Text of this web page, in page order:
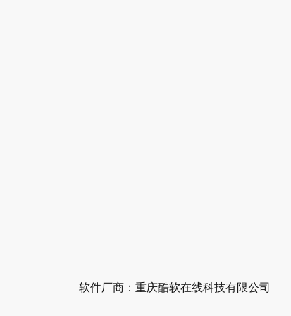
软件厂商：重庆酷软在线科技有限公司